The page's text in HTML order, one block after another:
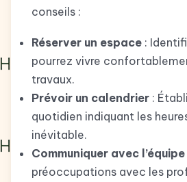
conseils :
Réserver un espace :
pourrez vivre
travaux.
Prévoir un calendrier :
quotidien indiquant les
inévitable.
Communiquer avec l’équipe
préoccupations avec les